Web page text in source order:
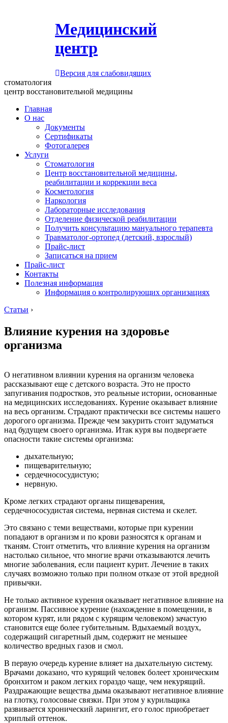
Медицинский
центр
Версия для слабовидящих
стоматология
центр восстановительной медицины
Главная
О нас
Документы
Сертификаты
Фотогалерея
Услуги
Стоматология
Центр восстановительной медицины,
реабилитации и коррекции веса
Косметология
Наркология
Лабораторные исследования
Отделение физической реабилитации
Получить консультацию мануального терапевта
Травматолог-ортопед (детский, взрослый)
Прайс-лист
Записаться на прием
Прайс-лист
Контакты
Полезная информация
Информация о контролирующих организациях
Статьи ›
Влияние курения на здоровье
организма
О негативном влиянии курения на организм человека
рассказывают еще с детского возраста. Это не просто
запугивания подростков, это реальные истории, основанные
на медицинских исследованиях. Курение оказывает влияние
на весь организм. Страдают практически все системы нашего
дорогого организма. Прежде чем закурить стоит задуматься
над будущем своего организма. Итак куря вы подвергаете
опасности такие системы организма:
дыхательную;
пищеварительную;
сердечнососудистую;
нервную.
Кроме легких страдают органы пищеварения,
сердечнососудистая система, нервная система и скелет.
Это связано с теми веществами, которые при курении
попадают в организм и по крови разносятся к органам и
тканям. Стоит отметить, что влияние курения на организм
настолько сильное, что многие врачи отказываются лечить
многие заболевания, если пациент курит. Лечение в таких
случаях возможно только при полном отказе от этой вредной
привычки.
Не только активное курения оказывает негативное влияние на
организм. Пассивное курение (нахождение в помещении, в
котором курят, или рядом с курящим человеком) зачастую
становится еще более губительным. Вдыхаемый воздух,
содержащий сигаретный дым, содержит не меньшее
количество вредных газов и смол.
В первую очередь курение влияет на дыхательную систему.
Врачами доказано, что курящий человек болеет хроническим
бронхитом и раком легких гораздо чаще, чем некурящий.
Раздражающие вещества дыма оказывают негативное влияние
на глотку, голосовые связки. При этом у курильщика
развивается хронический ларингит, его голос приобретает
хриплый оттенок.